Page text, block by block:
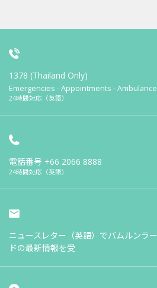
1378 (Thailand Only)
Emergencies - Appointments - Ambulance
24時間対応（英語）
電話番号 +66 2066 8888
24時間対応（英語）
ニュースレター（英語）でバムルンラー
ドの最新情報を受